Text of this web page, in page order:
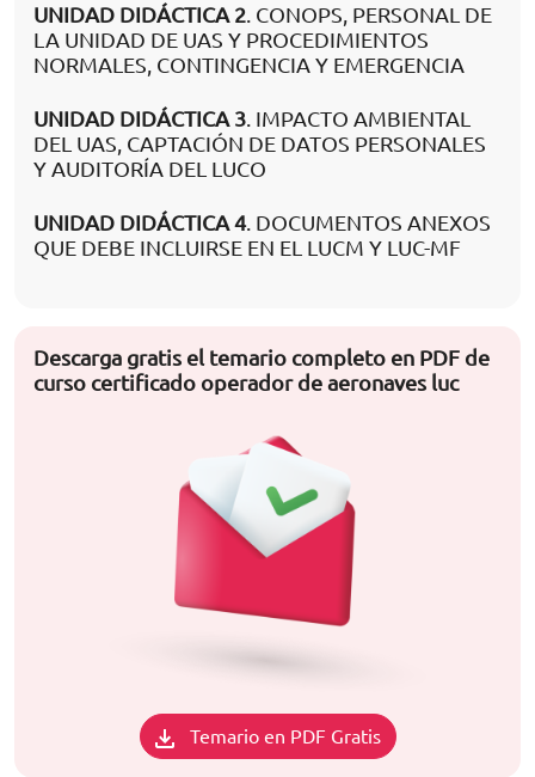
UNIDAD DIDÁCTICA 2. CONOPS, PERSONAL DE
LA UNIDAD DE UAS Y PROCEDIMIENTOS
NORMALES, CONTINGENCIA Y EMERGENCIA
UNIDAD DIDÁCTICA 3. IMPACTO AMBIENTAL
DEL UAS, CAPTACIÓN DE DATOS PERSONALES
Y AUDITORÍA DEL LUCO
UNIDAD DIDÁCTICA 4. DOCUMENTOS ANEXOS
QUE DEBE INCLUIRSE EN EL LUCM Y LUC-MF
Descarga gratis el temario completo en PDF de
curso certificado operador de aeronaves luc
Temario en PDF Gratis